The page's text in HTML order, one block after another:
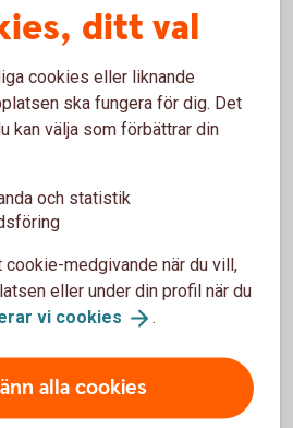
5,95 - 16,09 % (senaste
och sätts individuellt efter dina
in direkt på ditt konto under
befintliga lån?
lån och krediter.
471 00
ditt val
cookies eller liknande
ska fungera för dig. Det
kan välja som förbättrar din
och statistik
cookie-medgivande när du vill,
eller under din profil när du
vi cookies .
alla cookies